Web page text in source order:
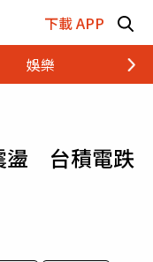
下載 APP
娛樂 財經
盪 台積電跌